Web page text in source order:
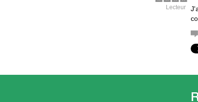
Lecteur